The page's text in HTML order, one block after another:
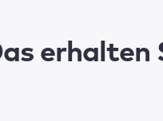
erhalten